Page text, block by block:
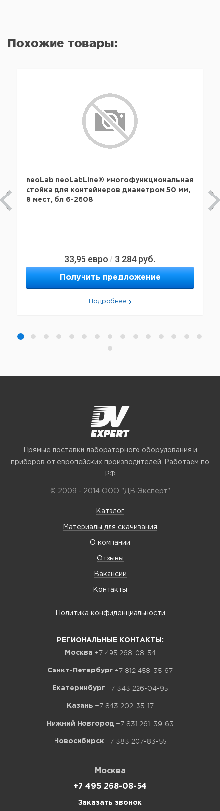
Похожие товары:
neoLab neoLabLine® многофункциональная
стойка для контейнеров диаметром 50 мм,
8 мест, бл 6-2608
33,95 евро / 3 284 руб.
Получить предложение
Подробнее
Прямые поставки лабораторного оборудования и
приборов от европейских производителей. Работаем по
РФ
© 2009 - 2014 ООО "ДВ-Эксперт"
Каталог
Материалы для скачивания
О компании
Отзывы
Вакансии
Контакты
Политика конфиденциальности
РЕГИОНАЛЬНЫЕ КОНТАКТЫ:
Москва +7 495 268-08-54
Санкт-Петербург +7 812 458-35-67
Екатеринбург +7 343 226-04-95
Казань +7 843 202-35-17
Нижний Новгород +7 831 261-39-63
Новосибирск +7 383 207-83-55
Москва
+7 495 268-08-54
Заказать звонок